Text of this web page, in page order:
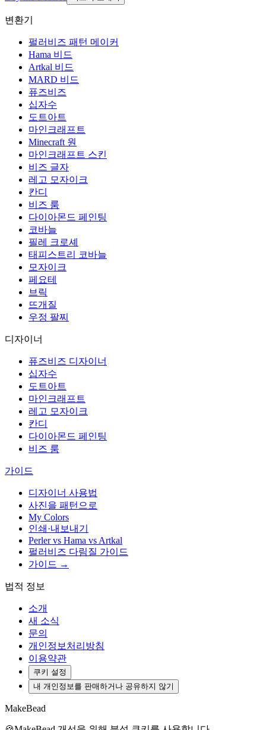
변환기
펄러비즈 패턴 메이커
Hama 비드
Artkal 비드
MARD 비드
퓨즈비즈
십자수
도트아트
마인크래프트
Minecraft 원
마인크래프트 스킨
비즈 글자
레고 모자이크
칸디
비즈 룸
다이아몬드 페인팅
코바늘
필레 크로셰
태피스트리 코바늘
모자이크
페요테
브릭
뜨개질
우정 팔찌
디자이너
퓨즈비즈 디자이너
십자수
도트아트
마인크래프트
레고 모자이크
칸디
다이아몬드 페인팅
비즈 룸
가이드
디자이너 사용법
사진을 패턴으로
My Colors
인쇄·내보내기
Perler vs Hama vs Artkal
펄러비즈 다림질 가이드
가이드 →
법적 정보
소개
새 소식
문의
개인정보처리방침
이용약관
쿠키 설정
내 개인정보를 판매하거나 공유하지 않기
MakeBead